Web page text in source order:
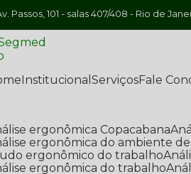
Passos, 101 - salas 407/408 - Rio de
Institucional Serviços Fale
ergonômica Copacabana
ergonômica do ambiente
ergonômico do trabalho
ergonômica do trabalho